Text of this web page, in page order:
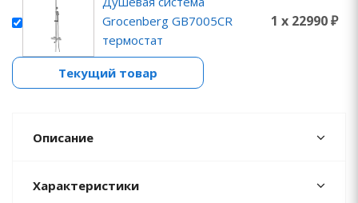
Grocenberg GB7005CR
термостат
1 x 22990 ₽
Текущий товар
Описание
Характеристики